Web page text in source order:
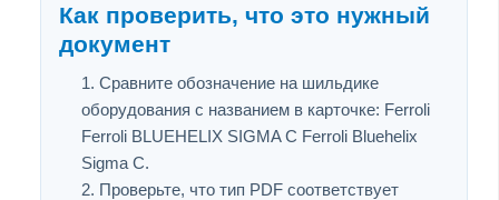
Как проверить, что это нужный
документ
Сравните обозначение на шильдике
оборудования с названием в карточке: Ferroli
Ferroli BLUEHELIX SIGMA C Ferroli Bluehelix
Sigma C.
Проверьте, что тип PDF соответствует